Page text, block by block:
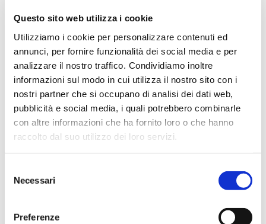
Questo sito web utilizza i cookie
Utilizziamo i cookie per personalizzare contenuti ed
annunci, per fornire funzionalità dei social media e per
analizzare il nostro traffico. Condividiamo inoltre
informazioni sul modo in cui utilizza il nostro sito con i
nostri partner che si occupano di analisi dei dati web,
pubblicità e social media, i quali potrebbero combinarle
con altre informazioni che ha fornito loro o che hanno
raccolto dal suo utilizzo dei loro servizi.
delNecessari
Preferenze
Dicembre 2023
Settembre 2023
Agosto 2023
Giugno 2023
Maggio 2023
Aprile 2023
Novembre 2022
Settembre 2022